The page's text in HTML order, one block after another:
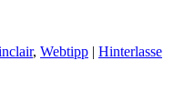
, Webtipp | Hinterlasse